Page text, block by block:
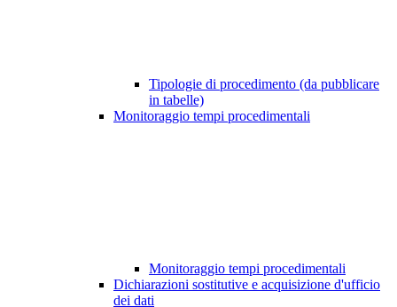
Tipologie di procedimento (da pubblicare
in tabelle)
Monitoraggio tempi procedimentali
Monitoraggio tempi procedimentali
Dichiarazioni sostitutive e acquisizione d'ufficio
dei dati